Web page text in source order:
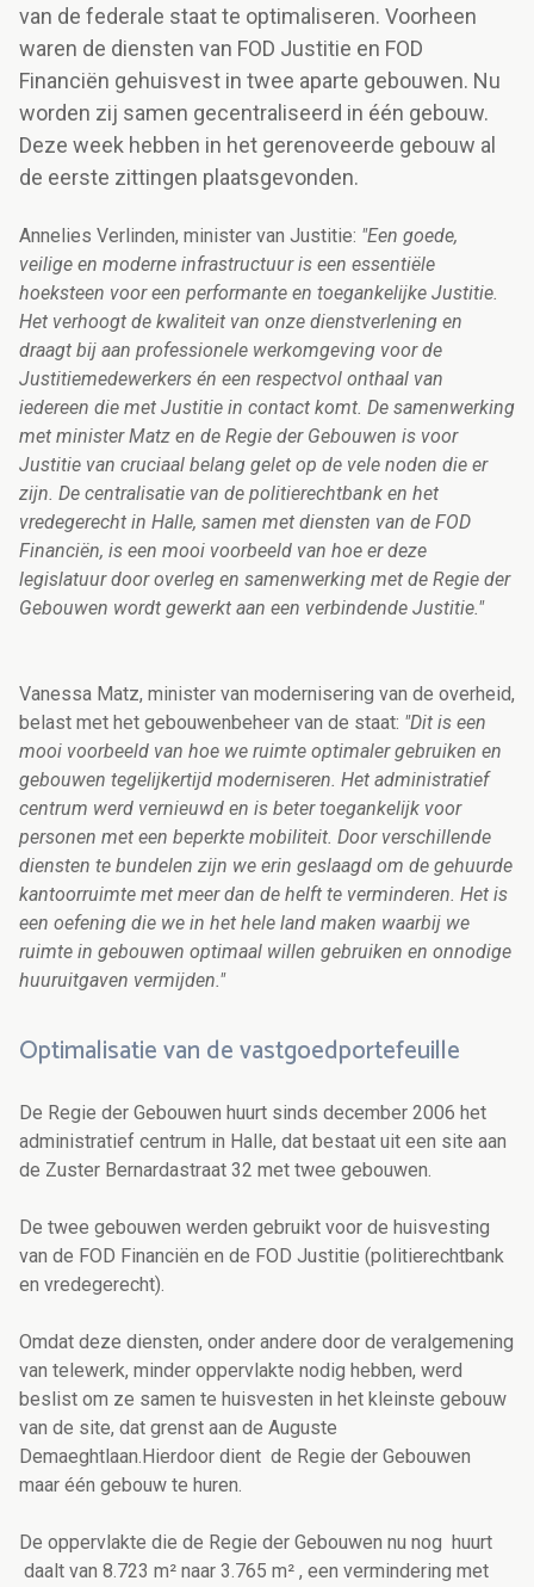
van de federale staat te optimaliseren. Voorheen
waren de diensten van FOD Justitie en FOD
Financiën gehuisvest in twee aparte gebouwen. Nu
worden zij samen gecentraliseerd in één gebouw.
Deze week hebben in het gerenoveerde gebouw al
de eerste zittingen plaatsgevonden.
Annelies Verlinden, minister van Justitie: "Een goede,
veilige en moderne infrastructuur is een essentiële
hoeksteen voor een performante en toegankelijke Justitie.
Het verhoogt de kwaliteit van onze dienstverlening en
draagt bij aan professionele werkomgeving voor de
Justitiemedewerkers én een respectvol onthaal van
iedereen die met Justitie in contact komt. De samenwerking
met minister Matz en de Regie der Gebouwen is voor
Justitie van cruciaal belang gelet op de vele noden die er
zijn. De centralisatie van de politierechtbank en het
vredegerecht in Halle, samen met diensten van de FOD
Financiën, is een mooi voorbeeld van hoe er deze
legislatuur door overleg en samenwerking met de Regie der
Gebouwen wordt gewerkt aan een verbindende Justitie."
Vanessa Matz, minister van modernisering van de overheid,
belast met het gebouwenbeheer van de staat: "Dit is een
mooi voorbeeld van hoe we ruimte optimaler gebruiken en
gebouwen tegelijkertijd moderniseren. Het administratief
centrum werd vernieuwd en is beter toegankelijk voor
personen met een beperkte mobiliteit. Door verschillende
diensten te bundelen zijn we erin geslaagd om de gehuurde
kantoorruimte met meer dan de helft te verminderen. Het is
een oefening die we in het hele land maken waarbij we
ruimte in gebouwen optimaal willen gebruiken en onnodige
huuruitgaven vermijden."
Optimalisatie van de vastgoedportefeuille
De Regie der Gebouwen huurt sinds december 2006 het
administratief centrum in Halle, dat bestaat uit een site aan
de Zuster Bernardastraat 32 met twee gebouwen.
De twee gebouwen werden gebruikt voor de huisvesting
van de FOD Financiën en de FOD Justitie (politierechtbank
en vredegerecht).
Omdat deze diensten, onder andere door de veralgemening
van telewerk, minder oppervlakte nodig hebben, werd
beslist om ze samen te huisvesten in het kleinste gebouw
van de site, dat grenst aan de Auguste
Demaeghtlaan.Hierdoor dient de Regie der Gebouwen
maar één gebouw te huren.
De oppervlakte die de Regie der Gebouwen nu nog huurt
daalt van 8.723 m² naar 3.765 m² , een vermindering met